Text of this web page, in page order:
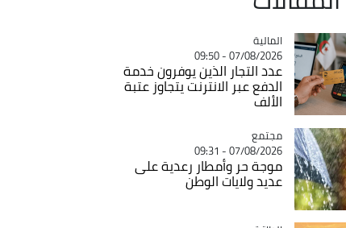
Catégorie
المالية
07/08/2026 - 09:50
عدد التجار الذين يوفرون خدمة
الدفع عبر الانترنت يتجاوز عتبة
الألف
Catégorie
مجتمع
07/08/2026 - 09:31
موجة حر وأمطار رعدية على
عديد ولايات الوطن